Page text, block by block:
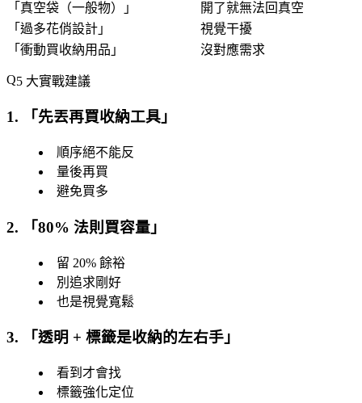
「 真空袋（一般物） 」
開了就無法回真空
「 過多花俏設計 」
視覺干擾
「 衝動買收納用品 」 沒對應需求
5 大實戰建議
1. 「 先丟再買收納工具 」
順序絕不能反
量後再買
避免買多
2. 「80% 法則買容量 」
留 20% 餘裕
別追求剛好
也是視覺寬鬆
3. 「透明 + 標籤是收納的左右手 」
看到才會找
標籤強化定位